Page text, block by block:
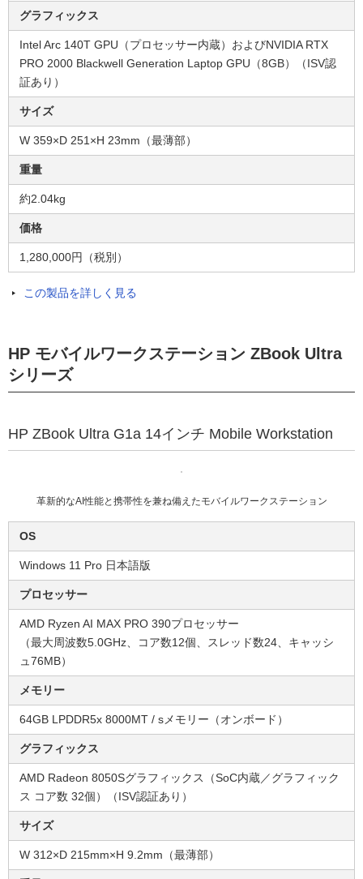
グラフィックス
Intel Arc 140T GPU（プロセッサー内蔵）およびNVIDIA RTX
PRO 2000 Blackwell Generation Laptop GPU（8GB）（ISV認
証あり）​
サイズ
W 359×D 251×H 23mm（最薄部）
重量
約2.04kg​
価格
1,280,000円（税別）
この製品を詳しく見る
HP モバイルワークステーション ZBook Ultra
シリーズ
HP ZBook Ultra G1a 14インチ Mobile Workstation
革新的なAI性能と携帯性を兼ね備えたモバイルワークステーション
OS
Windows 11 Pro 日本語版
プロセッサー
AMD Ryzen AI MAX PRO 390プロセッサー
（最大周波数5.0GHz、コア数12個、スレッド数24、キャッシ
ュ76MB）
メモリー
64GB LPDDR5x 8000MT / sメモリー（オンボード）
グラフィックス
AMD Radeon 8050Sグラフィックス（SoC内蔵／グラフィック
ス コア数 32個）（ISV認証あり）
サイズ
W 312×D 215mm×H 9.2mm（最薄部）